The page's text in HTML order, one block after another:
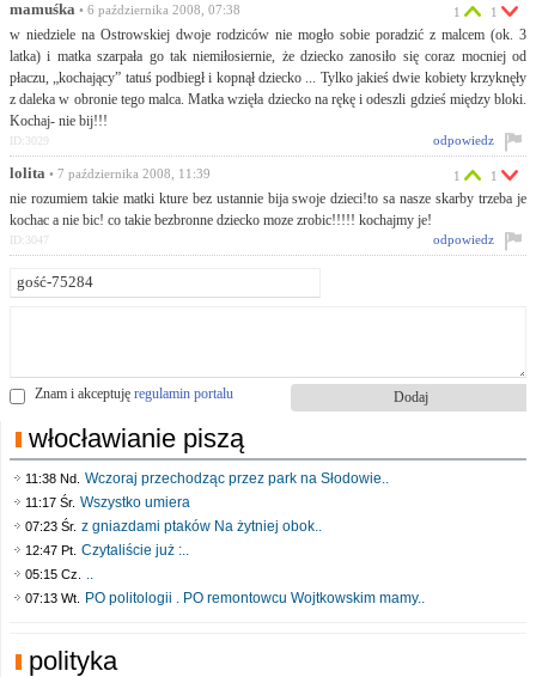
mamuśka • 6 października 2008, 07:38
w niedziele na Ostrowskiej dwoje rodziców nie mogło sobie poradzić z malcem (ok. 3
latka) i matka szarpała go tak niemiłosiernie, że dziecko zanosiło się coraz mocniej od
płaczu, „kochający” tatuś podbiegł i kopnął dziecko ... Tylko jakieś dwie kobiety krzyknęły
z daleka w obronie tego malca. Matka wzięła dziecko na rękę i odeszli gdzieś między bloki.
Kochaj- nie bij!!!
1 1
odpowiedz
ID:3029
lolita • 7 października 2008, 11:39
nie rozumiem takie matki kture bez ustannie bija swoje dzieci!to sa nasze skarby trzeba je
kochac a nie bic! co takie bezbronne dziecko moze zrobic!!!!! kochajmy je!
1 1
odpowiedz
ID:3047
Znam i akceptuję regulamin portalu
włocławianie piszą
11:38 Nd. Wczoraj przechodząc przez park na Słodowie..
11:17 Śr. Wszystko umiera
07:23 Śr. z gniazdami ptaków Na żytniej obok..
12:47 Pt. Czytaliście już :..
05:15 Cz. ..
07:13 Wt. PO politologii . PO remontowcu Wojtkowskim mamy..
polityka